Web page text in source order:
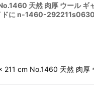
天然 肉厚 ウール ギ
イドに n-1460-
211 cm No.1460 天然 肉厚